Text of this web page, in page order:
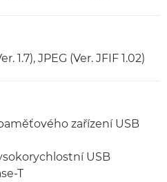
1.7), JPEG (Ver. JFIF 1.02)
zařízení USB
USB
T